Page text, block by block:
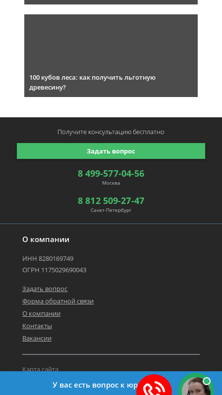
100 кубов леса: как получить льготную
древесину?
О компании
ИНН 8280169749
ОГРН 1175029690043
Задать вопрос
Форма обратной связи
О компании
Контакты
Вакансии
Карта сайта
Политика персональных данных
8 499-577-04-56
Москва
8 812 509-27-47
Санкт-Петербург
Задать вопрос
Получите консультациюбесплатно
У вас есть вопрос к юристу?